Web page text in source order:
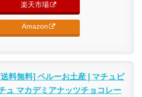
楽天市場
Amazon
[送料無料] ペルーお土産 | マチュピ
ュ マカデミアナッツチョコレー